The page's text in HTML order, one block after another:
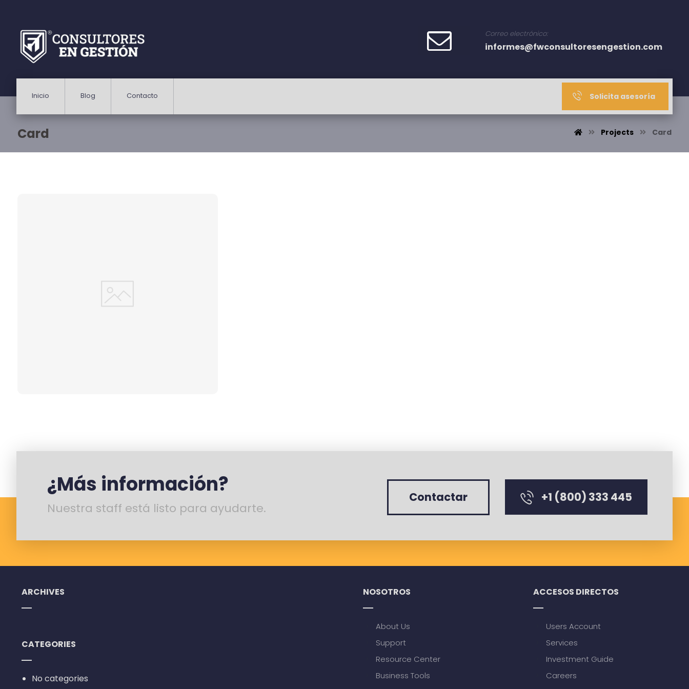
Correo electrónico:
informes@fwconsultoresengestion.com
Inicio Blog Contacto Solicita asesoría
Card Projects Card
¿Más información?
Nuestra staff está listo para ayudarte.
Contactar +1 (800) 333 445
ARCHIVES
CATEGORIES
No categories
NOSOTROS
About Us
Support
Resource Center
Business Tools
ACCESOS DIRECTOS
Users Account
Services
Investment Guide
Careers